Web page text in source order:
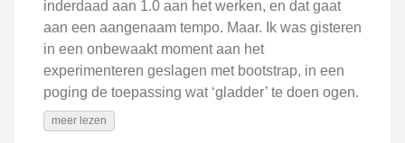
inderdaad aan 1.0 aan het werken, en dat gaat
aan een aangenaam tempo. Maar. Ik was gisteren
in een onbewaakt moment aan het
experimenteren geslagen met bootstrap, in een
poging de toepassing wat ‘gladder’ te doen ogen.
meer lezen